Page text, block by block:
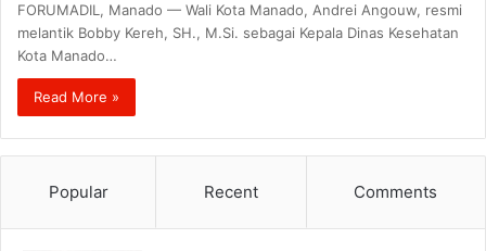
FORUMADIL, Manado — Wali Kota Manado, Andrei Angouw, resmi
melantik Bobby Kereh, SH., M.Si. sebagai Kepala Dinas Kesehatan
Kota Manado…
Read More »
Popular Recent Comments